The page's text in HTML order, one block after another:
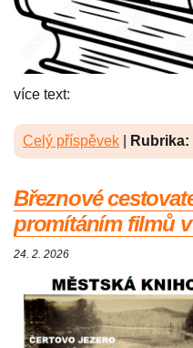
více text:
Celý příspěvek Rubrika:
Březnové
promítáním filmů
24. 2. 2026